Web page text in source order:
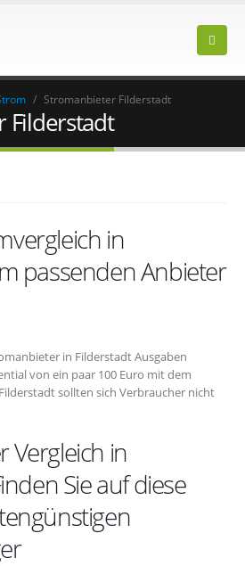
/ Stromanbieter Filderstadt
Filderstadt
in
passenden Anbieter
in Filderstadt Ausgaben
von ein paar 100 Euro mit dem
sollten sich Verbraucher nicht
Vergleich in
Sie auf diese